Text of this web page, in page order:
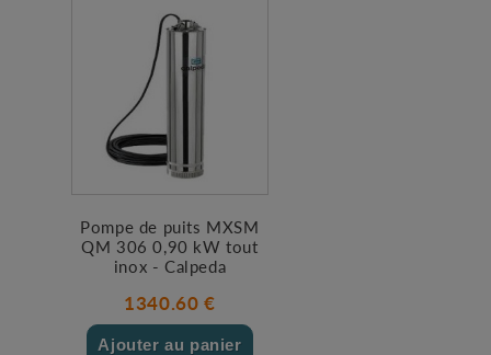
Pompe de puits MXSM
QM 306 0,90 kW tout
inox - Calpeda
1340.60 €
Ajouter au panier